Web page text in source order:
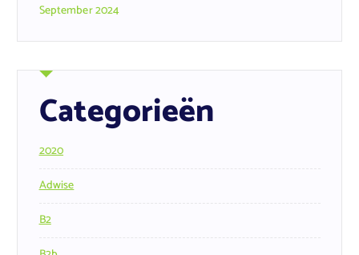
September 2024
Categorieën
2020
Adwise
B2